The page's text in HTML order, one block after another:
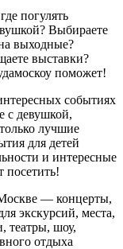
погулять
Выбираете
выходные?
выставки?
поможет!
событиях
с девушкой,
лучшие
для детей
и интересные
посетить!
— концерты,
экскурсий, места,
театры, шоу,
отдыха